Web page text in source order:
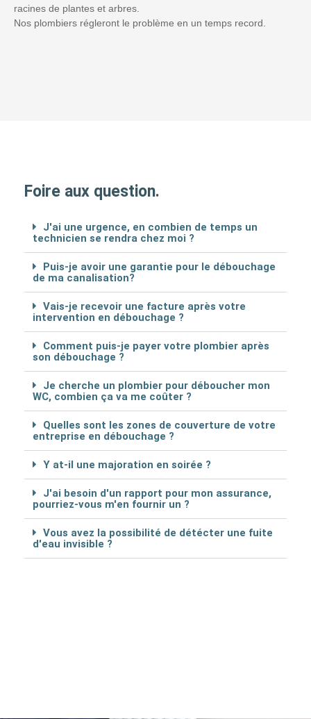
racines de plantes et arbres.
Nos plombiers régleront le problème en un temps record.
Foire aux question.
J'ai une urgence, en combien de temps un
technicien se rendra chez moi ?
Puis-je avoir une garantie pour le débouchage
de ma canalisation?
Vais-je recevoir une facture après votre
intervention en débouchage ?
Comment puis-je payer votre plombier après
son débouchage ?
Je cherche un plombier pour déboucher mon
WC, combien ça va me coûter ?
Quelles sont les zones de couverture de votre
entreprise en débouchage ?
Y at-il une majoration en soirée ?
J'ai besoin d'un rapport pour mon assurance,
pourriez-vous m'en fournir un ?
Vous avez la possibilité de détécter une fuite
d'eau invisible ?